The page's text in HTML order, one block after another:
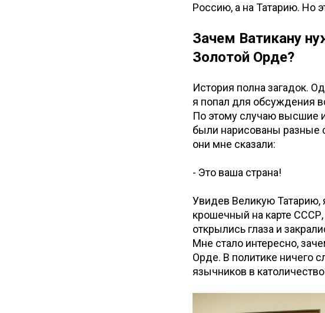
Россию, а на Татарию. Но
Зачем Ватикану
Золотой Орде?
История полна загадок.
я попал для обсуждения
По этому случаю высшие
были нарисованы разные
они мне сказали:
- Это ваша страна!
Увидев Великую Татарию,
крошечный на карте
открылись глаза и
Мне стало интересно,
Орде. В политике ничего
язычников в